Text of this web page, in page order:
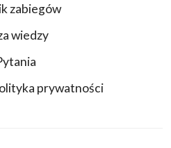
zabiegów
wiedzy
prywatności